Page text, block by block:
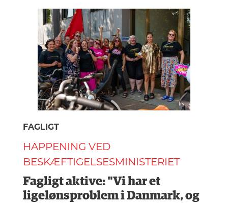
FAGLIGT
HAPPENING VED
BESKÆFTIGELSESMINISTERIET
Fagligt aktive: "Vi har et
ligelønsproblem i Danmark, og